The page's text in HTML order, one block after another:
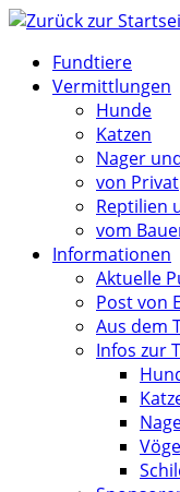
Zum
springenFundtiere
Vermittlungen
Hunde
Katzen
Nager
von Privat
Reptilien
vom
Informationen
Aktuelle
Post von
Aus dem
Infos zur